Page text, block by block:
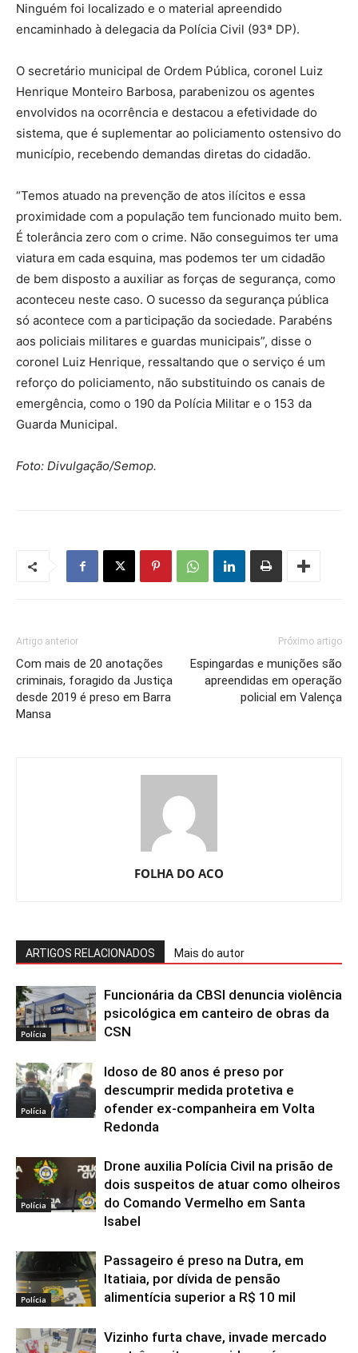
Ninguém foi localizado e o material apreendido
encaminhado à delegacia da Polícia Civil (93ª DP).
O secretário municipal de Ordem Pública, coronel Luiz
Henrique Monteiro Barbosa, parabenizou os agentes
envolvidos na ocorrência e destacou a efetividade do
sistema, que é suplementar ao policiamento ostensivo do
município, recebendo demandas diretas do cidadão.
“Temos atuado na prevenção de atos ilícitos e essa
proximidade com a população tem funcionado muito bem.
É tolerância zero com o crime. Não conseguimos ter uma
viatura em cada esquina, mas podemos ter um cidadão
de bem disposto a auxiliar as forças de segurança, como
aconteceu neste caso. O sucesso da segurança pública
só acontece com a participação da sociedade. Parabéns
aos policiais militares e guardas municipais”, disse o
coronel Luiz Henrique, ressaltando que o serviço é um
reforço do policiamento, não substituindo os canais de
emergência, como o 190 da Polícia Militar e o 153 da
Guarda Municipal.
Foto: Divulgação/Semop.
Artigo anterior
Com mais de 20 anotações
criminais, foragido da Justiça
desde 2019 é preso em Barra
Mansa
Próximo artigo
Espingardas e munições são
apreendidas em operação
policial em Valença
FOLHA DO ACO
ARTIGOS RELACIONADOS Mais do autor
Polícia
Funcionária da CBSI denuncia violência
psicológica em canteiro de obras da
CSN
Polícia
Idoso de 80 anos é preso por
descumprir medida protetiva e
ofender ex-companheira em Volta
Redonda
Polícia
Drone auxilia Polícia Civil na prisão de
dois suspeitos de atuar como olheiros
do Comando Vermelho em Santa
Isabel
Polícia
Passageiro é preso na Dutra, em
Itatiaia, por dívida de pensão
alimentícia superior a R$ 10 mil
Vizinho furta chave, invade mercado